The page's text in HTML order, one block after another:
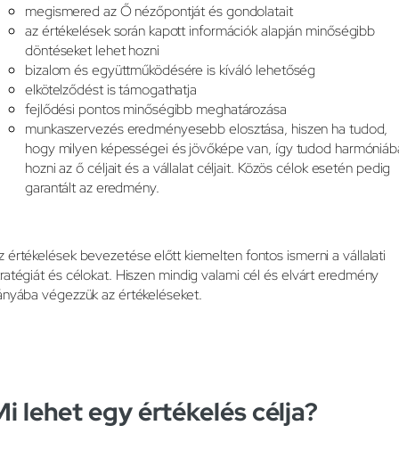
megismered az Ő nézőpontját és gondolatait
az értékelések során kapott információk alapján minőségibb
döntéseket lehet hozni
bizalom és együttműködésére is kíváló lehetőség
elkötelződést is támogathatja
fejlődési pontos minőségibb meghatározása
munkaszervezés eredményesebb elosztása, hiszen ha tudod,
hogy milyen képességei és jövőképe van, így tudod
hozni az ő céljait és a vállalat céljait. Közös célok esetén pedig
garantált az eredmény.
értékelések bevezetése előtt kiemelten fontos ismerni a vállalati
és célokat. Hiszen mindig valami cél és elvárt eredmény
végezzük az értékeléseket.
lehet egy értékelés célja?